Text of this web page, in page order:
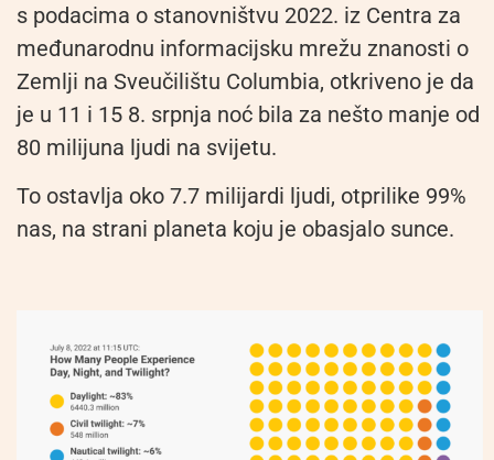
s podacima o stanovništvu 2022. iz Centra za
međunarodnu informacijsku mrežu znanosti o
Zemlji na Sveučilištu Columbia, otkriveno je da
je u 11 i 15 8. srpnja noć bila za nešto manje od
80 milijuna ljudi na svijetu.
To ostavlja oko 7.7 milijardi ljudi, otprilike 99%
nas, na strani planeta koju je obasjalo sunce.